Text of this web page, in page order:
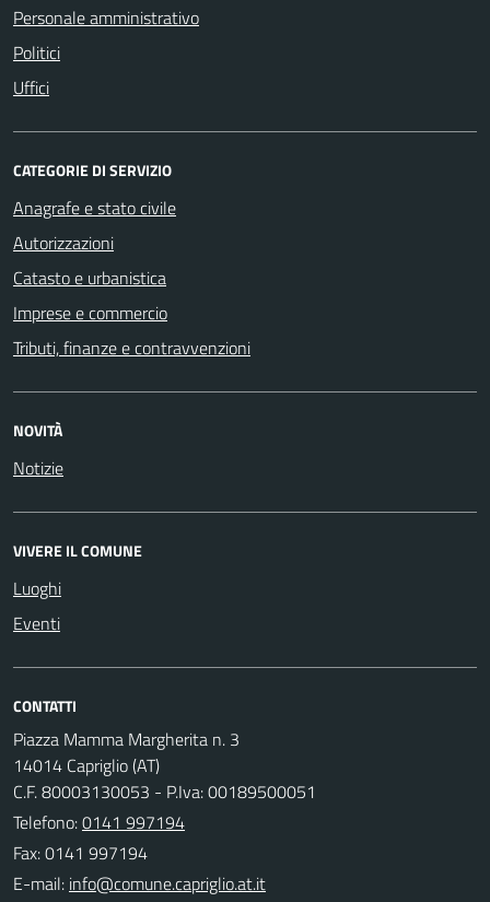
Personale amministrativo
Politici
Uffici
CATEGORIE DI SERVIZIO
Anagrafe e stato civile
Autorizzazioni
Catasto e urbanistica
Imprese e commercio
Tributi, finanze e contravvenzioni
NOVITÀ
Notizie
VIVERE IL COMUNE
Luoghi
Eventi
CONTATTI
Piazza Mamma Margherita n. 3
14014 Capriglio (AT)
C.F. 80003130053 - P.Iva: 00189500051
Telefono:0141 997194
Fax: 0141 997194
E-mail: